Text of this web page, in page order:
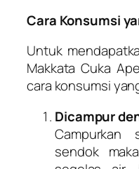
Cara Konsumsi
Untuk
Makkata Cuka
cara konsumsi
Dicampur
Campurkan
sendok